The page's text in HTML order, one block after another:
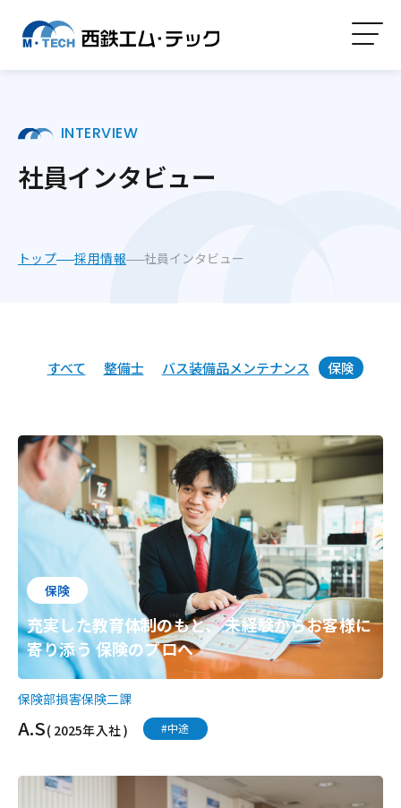
INTERVIEW
社員インタビュー
トップ 採用情報 社員インタビュー
すべて 整備士 バス装備品メンテナンス 保険
保険
充実した教育体制のもと、 未経験からお客様に
寄り添う 保険のプロへ
保険部損害保険二課
A.S( 2025年入社 ) #中途